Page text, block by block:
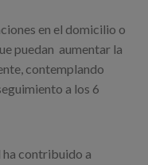
en el domicilio o
puedan aumentar la
contemplando
a los 6
ha contribuido a